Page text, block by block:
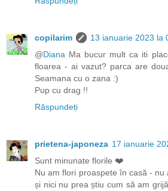
copilarim
13 ianuarie 2023 la
@Diana Ma bucur mult ca iti
floarea - ai vazut? parca are
Seamana cu o zana :)
Pup cu drag !!
Răspundeți
prietena-japoneza 17 ianuarie
Sunt minunate florile ❤️
Nu am flori proaspete în casă -
și nici nu prea știu cum să am